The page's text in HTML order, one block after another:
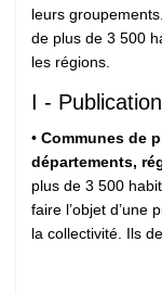
leurs
de plus de 3 500
les régions.
I -
• Communes de
départements,
plus de 3 500
faire l’objet d’une
la collectivité. Ils